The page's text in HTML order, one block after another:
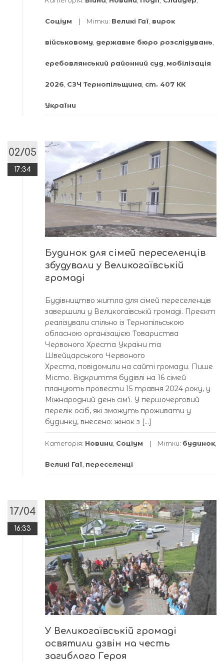
Соціум Мітки: Великі Гаї вирок
військовому державне бюро розслідувань
еребовлянський районний суд мобілізація
2026 СЗЧ Тернопільщина ст. 407 КК
України
02/05
17:34
Будинок для сімей переселенців
збудували у Великогаївській
громаді
Будівництво житла для сімей переселенців
завершили у Великогаївській громаді. Преєкт
реалізували спільно із Тернопільською
обласною організацією Товариства
Червоного Хреста України та
Швейцарського Червоного
Хреста, повідомили на сайті громади. Пише
Місто. Відкриття будівлі на 16 сімей
планують провести 15 травня 2024 року, у
Міжнародний день сім’ї. У першочерговий
перелік осіб, які зможуть проживати у
будинку, внесено: жінок з […]
Категорія: Новини, Соціум Мітки: будинок,
Великі Гаї, переселенці
17/04
16:33
У Великогаївській громаді
освятили дзвін на честь
загиблого Героя